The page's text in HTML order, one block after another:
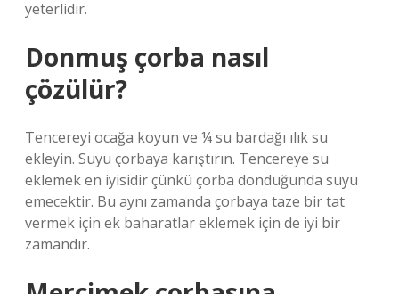
yeterlidir.
Donmuş çorba nasıl
çözülür?
Tencereyi ocağa koyun ve ¼ su bardağı ılık su
ekleyin. Suyu çorbaya karıştırın. Tencereye su
eklemek en iyisidir çünkü çorba donduğunda suyu
emecektir. Bu aynı zamanda çorbaya taze bir tat
vermek için ek baharatlar eklemek için de iyi bir
zamandır.